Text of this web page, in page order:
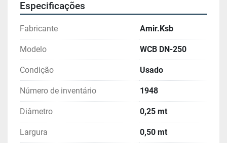
Especificações
Fabricante Amir.Ksb
Modelo WCB DN-250
Condição Usado
Número de inventário 1948
Diâmetro 0,25 mt
Largura 0,50 mt